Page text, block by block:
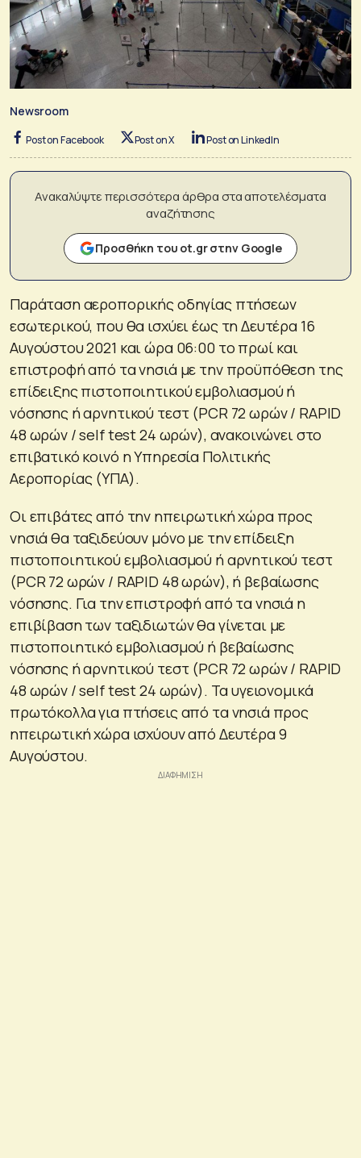
Newsroom
Post on Facebook Post on X Post on LinkedIn
Ανακαλύψτε περισσότερα άρθρα στα αποτελέσματα
αναζήτησης
Προσθήκη του ot.gr στην Google
Παράταση αεροπορικής οδηγίας πτήσεων
εσωτερικού, που θα ισχύει έως τη Δευτέρα 16
Αυγούστου 2021 και ώρα 06:00 το πρωί και
επιστροφή από τα νησιά με την προϋπόθεση της
επίδειξης πιστοποιητικού εμβολιασμού ή
νόσησης ή αρνητικού τεστ (PCR 72 ωρών / RAPID
48 ωρών / self test 24 ωρών), ανακοινώνει στο
επιβατικό κοινό η Υπηρεσία Πολιτικής
Αεροπορίας (ΥΠΑ).
Οι επιβάτες από την ηπειρωτική χώρα προς
νησιά θα ταξιδεύουν μόνο με την επίδειξη
πιστοποιητικού εμβολιασμού ή αρνητικού τεστ
(PCR 72 ωρών / RAPID 48 ωρών), ή βεβαίωσης
νόσησης. Για την επιστροφή από τα νησιά η
επιβίβαση των ταξιδιωτών θα γίνεται με
πιστοποιητικό εμβολιασμού ή βεβαίωσης
νόσησης ή αρνητικού τεστ (PCR 72 ωρών / RAPID
48 ωρών / self test 24 ωρών). Τα υγειονομικά
πρωτόκολλα για πτήσεις από τα νησιά προς
ηπειρωτική χώρα ισχύουν από Δευτέρα 9
Αυγούστου.